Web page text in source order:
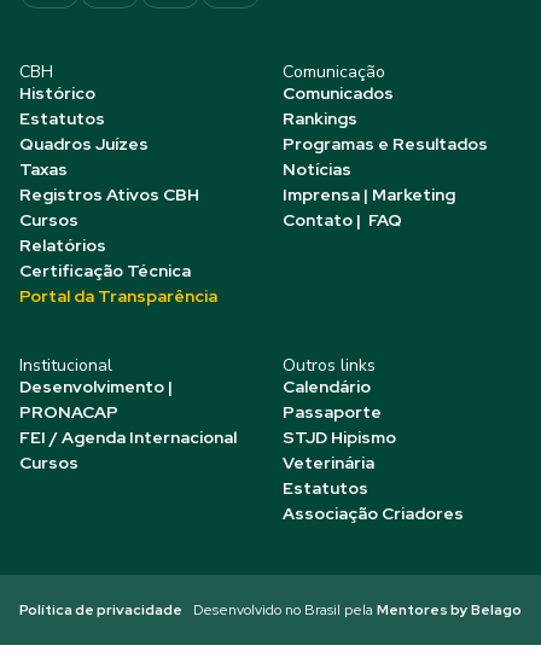
CBH
Histórico
Estatutos
Quadros Juízes
Taxas
Registros Ativos CBH
Cursos
Relatórios
Certificação Técnica
Portal da Transparência
Comunicação
Comunicados
Rankings
Programas e Resultados
Notícias
Imprensa | Marketing
Contato | FAQ
Institucional
Desenvolvimento |
PRONACAP
FEI / Agenda Internacional
Cursos
Outros links
Calendário
Passaporte
STJD Hipismo
Veterinária
Estatutos
Associação Criadores
Política de privacidade Desenvolvido no Brasil pela Mentores by Belago